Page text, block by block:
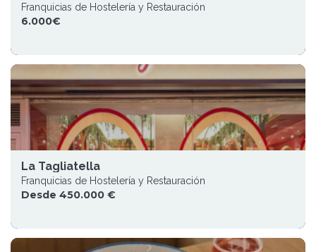
Franquicias de Hostelería y Restauración
6.000€
La Tagliatella
Franquicias de Hostelería y Restauración
Desde 450.000 €